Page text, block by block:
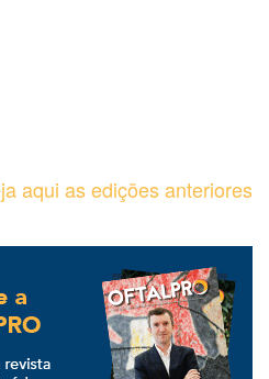
aqui as edições anteriores